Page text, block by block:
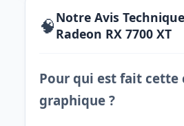
🧠Notre Avis
Radeon RX 7700 XT
Pour qui est fait cette
graphique ?